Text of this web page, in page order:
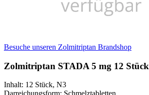
Besuche unseren Zolmitriptan Brandshop
Zolmitriptan STADA 5 mg 12 Stück
Inhalt: 12 Stück, N3